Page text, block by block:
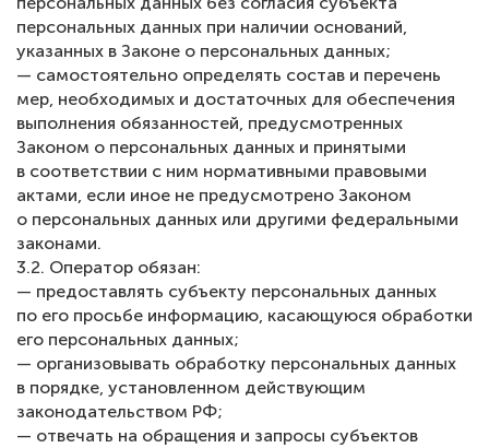
персональных данных при наличии оснований,
указанных в Законе о персональных данных;
— самостоятельно определять состав и перечень
мер, необходимых и достаточных для обеспечения
выполнения обязанностей, предусмотренных
Законом о персональных данных и принятыми
в соответствии с ним нормативными правовыми
актами, если иное не предусмотрено Законом
о персональных данных или другими федеральными
законами.
3.2. Оператор обязан:
— предоставлять субъекту персональных данных
по его просьбе информацию, касающуюся обработки
его персональных данных;
— организовывать обработку персональных данных
в порядке, установленном действующим
законодательством РФ;
— отвечать на обращения и запросы субъектов